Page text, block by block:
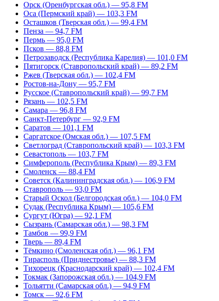
Орск (Оренбургская обл.) — 95,8 FM
Оса (Пермский край) — 103,3 FM
Осташков (Тверская обл.) — 99,4 FM
Пенза — 94,7 FM
Пермь — 95,0 FM
Псков — 88,8 FM
Петрозаводск (Республика Карелия) — 101,0 FM
Пятигорск (Ставропольский край) — 89,2 FM
Ржев (Тверская обл.) — 102,4 FM
Ростов-на-Дону — 95,7 FM
Русское (Ставропольский край) — 99,7 FM
Рязань — 102,5 FM
Самара — 96,8 FM
Санкт-Петербург — 92,9 FM
Саратов — 101,1 FM
Саргатское (Омская обл.) — 107,5 FM
Светлоград (Ставропольский край) — 103,3 FM
Севастополь — 103,7 FM
Симферополь (Республика Крым) — 89,3 FM
Смоленск — 88,4 FM
Советск (Калининградская обл.) — 106,9 FM
Ставрополь — 93,0 FM
Старый Оскол (Белгородская обл.) — 104,0 FM
Судак (Республика Крым) — 105,6 FM
Сургут (Югра) — 92,1 FM
Сызрань (Самарская обл.) — 98,3 FM
Тамбов — 99,9 FM
Тверь — 89,4 FM
Тёмкино (Смоленская обл.) — 96,1 FM
Тирасполь (Приднестровье) — 88,3 FM
Тихорецк (Краснодарский край) — 102,4 FM
Токмак (Запорожская обл.) — 104,9 FM
Тольятти (Самарская обл.) — 94,9 FM
Томск — 92,6 FM